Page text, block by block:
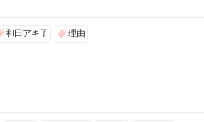
和田アキ子 理由